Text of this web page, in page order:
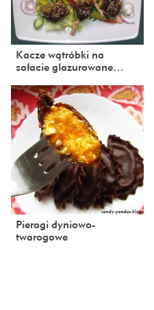
Kacze wątróbki na
sałacie glazurowane…
Pierogi dyniowo-
twarogowe